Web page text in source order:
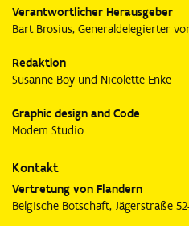
Verantwortlicher Herausgeber
Bart Brosius, Generaldelegierter
Redaktion
Susanne Boy und Nicolette Enke
Graphic design and Code
Modem Studio
Kontakt
Vertretung von Flandern
Belgische Botschaft, Jägerstraße